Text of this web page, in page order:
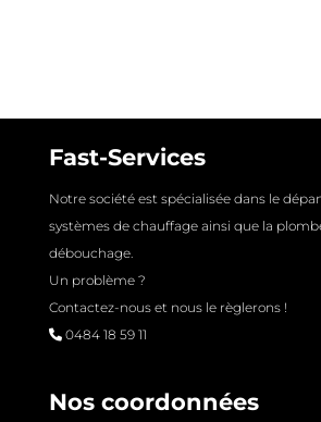
Fast-Services
Notre société est spécialisée dans le
systèmes de chauffage ainsi que la
débouchage.
Un problème ?
Contactez-nous et nous le règlerons !
0484 18 59 11
Nos coordonnées